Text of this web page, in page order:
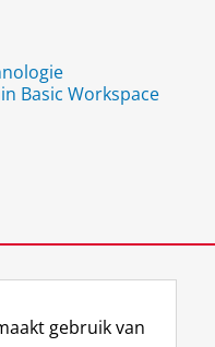
Basic Workspace
gebruik van